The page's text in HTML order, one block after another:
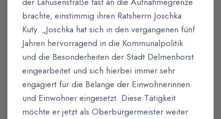
brachte, einstimmig ihren Ratsherrn Joschka
Kuty. „Joschka hat sich in den vergangenen fünf
Jahren hervorragend in die Kommunalpolitik
und die Besonderheiten der Stadt Delmenhorst
eingearbeitet und sich hierbei immer sehr
engagiert für die Belange der Einwohnerinnen
und Einwohner eingesetzt. Diese Tätigkeit
möchte er jetzt als Oberbürgermeister weiter